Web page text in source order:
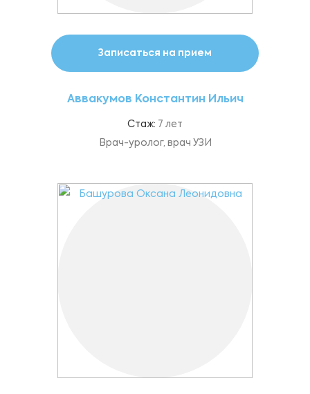
Записаться на прием
Аввакумов Константин Ильич
Стаж: 7 лет
Врач-уролог, врач УЗИ